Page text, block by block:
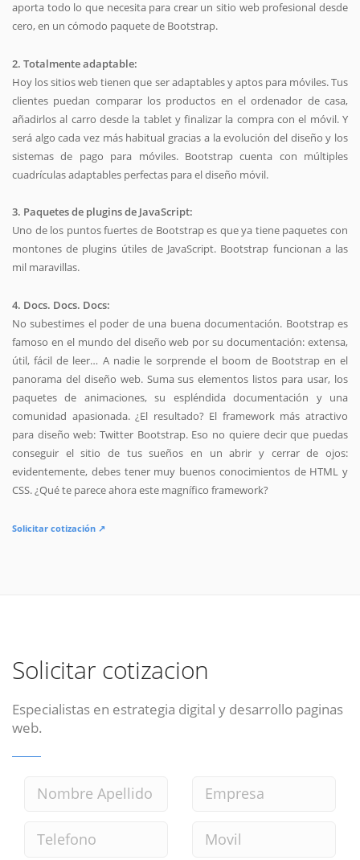
aporta todo lo que necesita para crear un sitio web profesional desde
cero, en un cómodo paquete de Bootstrap.
2. Totalmente adaptable:
Hoy los sitios web tienen que ser adaptables y aptos para móviles. Tus
clientes puedan comparar los productos en el ordenador de casa,
añadirlos al carro desde la tablet y finalizar la compra con el móvil. Y
será algo cada vez más habitual gracias a la evolución del diseño y los
sistemas de pago para móviles. Bootstrap cuenta con múltiples
cuadrículas adaptables perfectas para el diseño móvil.
3. Paquetes de plugins de JavaScript:
Uno de los puntos fuertes de Bootstrap es que ya tiene paquetes con
montones de plugins útiles de JavaScript. Bootstrap funcionan a las
mil maravillas.
4. Docs. Docs. Docs:
No subestimes el poder de una buena documentación. Bootstrap es
famoso en el mundo del diseño web por su documentación: extensa,
útil, fácil de leer… A nadie le sorprende el boom de Bootstrap en el
panorama del diseño web. Suma sus elementos listos para usar, los
paquetes de animaciones, su espléndida documentación y una
comunidad apasionada. ¿El resultado? El framework más atractivo
para diseño web: Twitter Bootstrap. Eso no quiere decir que puedas
conseguir el sitio de tus sueños en un abrir y cerrar de ojos:
evidentemente, debes tener muy buenos conocimientos de HTML y
CSS. ¿Qué te parece ahora este magnífico framework?
Solicitar cotización ↗
Solicitar cotizacion
Especialistas en estrategia digital y desarrollo paginas
web.